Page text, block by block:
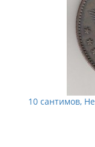
10 сантимов,